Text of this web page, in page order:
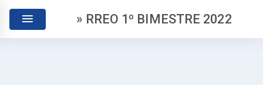
» RREO 1º BIMESTRE 2022